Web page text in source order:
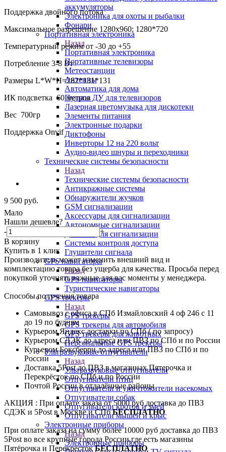
аккумуляторы
Электроника для охоты и рыбалки
Фонари
Портативная электроника
Назад
Портативная электроника
Портативные телевизоры
Метеостанции
Антенны
Автоматика для дома
Пульты ДУ для телевизоров
Лазерная цветомузыка для дискотеки
Элементы питания
Электронные подарки
Диктофоны
Инверторы 12 на 220 вольт
Аудио-видео шнуры и переходники
Технические системы безопасности
Назад
Технические системы безопасности
Антикражные системы
Обнаружители жучков
GSM сигнализации
Аксессуары для сигнализации
Автономные сигнализации
Датчики для сигнализации
Системы контроля доступа
Глушители сигнала
GPS навигаторы
Назад
GPS навигаторы
Туристические навигаторы
GPS трекеры
Назад
GPS трекеры
GPS трекеры для автомобиля
GPS трекеры для животных
Персональные GPS трекеры
Ультразвуковые отпугиватели
Назад
Ультразвуковые отпугиватели
Отпугиватели птиц
Отпугиватели и уничтожители насекомых
Отпугиватели собак
Отпугиватели кротов и змей
Отпугиватели мышей и крыс
Электронные приборы
Назад
Электронные приборы
Поддержка двойного потока
Максимальное разрешение 1280x960; 1280*720
Температурный режим от -30 до +55
Потребление 3-8 Вт
Размеры L*W*H=282*131*131
ИК подсветка 60 метров
Вес 700гр
Поддержка Onvif
9 500 руб.
Мало
Нашли дешевле?
-
+
В корзину
Купить в 1 клик
Производитель может изменить внешний вид и
комплектацию товара без ущерба для качества. Просьба перед
покупкой уточнять важные для вас моменты у менеджера.
Способы получения товара
Самовывоз с офиса в СПб Измайловский 4 оф 246 с 11
до 19 по будням
Курьером Яндекс доставки по СПб ( по запросу)
Курьером СДЭК до адреса или ПВЗ по СПб и по России
Курьером Боксберри до адреса или ПВЗ по СПб и по
России
Доставка 5Post до ПВЗ в магазинах Пятерочка и
Перекрёсток по СПб и по России
Почтой России в отдалённые районы
АКЦИЯ : При оплате заказа от 5000 руб доставка до ПВЗ
СДЭК и 5Post в Москве и СПбБЕСПЛАТНО
При оплате заказа на сумму более 10000 руб доставка до ПВЗ
5Post во все крупные города России,где есть магазины
Пятёрочка и ПерекрёстокБЕСПЛАТНО